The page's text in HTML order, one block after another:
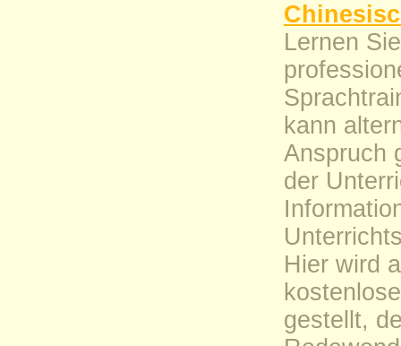
Lernen
kann
Anspruch
der
Hier wird
gestellt,